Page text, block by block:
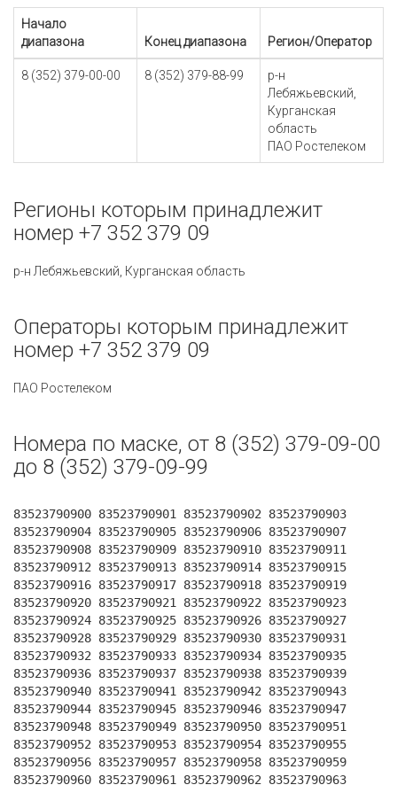
Начало
диапазона
Конец диапазона Регион/Оператор
8 (352) 379-00-00 8 (352) 379-88-99
р-н
Лебяжьевский,
Курганская
область
ПАО Ростелеком
Регионы которым принадлежит
номер +7 352 379 09
р-н Лебяжьевский, Курганская область
Операторы которым принадлежит
номер +7 352 379 09
ПАО Ростелеком
Номера по маске, от 8 (352) 379-09-00
до 8 (352) 379-09-99
83523790900 83523790901 83523790902 83523790903
83523790904 83523790905 83523790906 83523790907
83523790908 83523790909 83523790910 83523790911
83523790912 83523790913 83523790914 83523790915
83523790916 83523790917 83523790918 83523790919
83523790920 83523790921 83523790922 83523790923
83523790924 83523790925 83523790926 83523790927
83523790928 83523790929 83523790930 83523790931
83523790932 83523790933 83523790934 83523790935
83523790936 83523790937 83523790938 83523790939
83523790940 83523790941 83523790942 83523790943
83523790944 83523790945 83523790946 83523790947
83523790948 83523790949 83523790950 83523790951
83523790952 83523790953 83523790954 83523790955
83523790956 83523790957 83523790958 83523790959
83523790960 83523790961 83523790962 83523790963